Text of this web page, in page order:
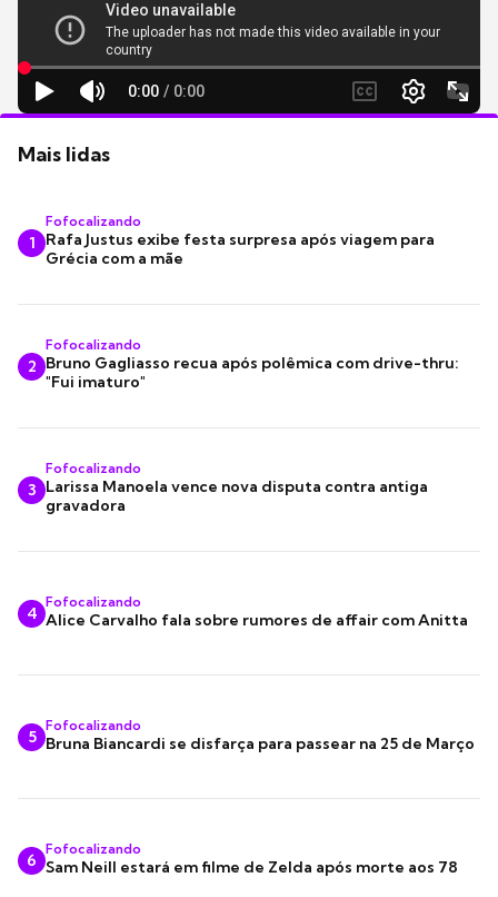
Mais lidas
1
Fofocalizando
Rafa Justus exibe festa surpresa após viagem para
Grécia com a mãe
2
Fofocalizando
Bruno Gagliasso recua após polêmica com drive-thru:
"Fui imaturo"
3
Fofocalizando
Larissa Manoela vence nova disputa contra antiga
gravadora
4
Fofocalizando
Alice Carvalho fala sobre rumores de affair com Anitta
5
Fofocalizando
Bruna Biancardi se disfarça para passear na 25 de Março
6
Fofocalizando
Sam Neill estará em filme de Zelda após morte aos 78